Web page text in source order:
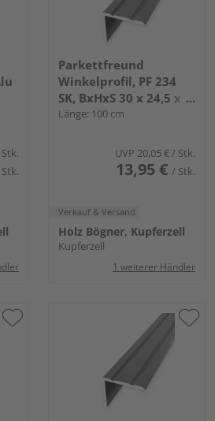
Parkettfreund
Winkelprofil, PF 234
SK, BxHxS 30 x 24,5 x
2,0 mm, Aluminium
Länge: 100 cm
UVP 20,05 €/ Stk.
13,95 € / Stk.
Verkauf & Versand
Holz Bögner, Kupferzell
Kupferzell
1 weiterer Händler